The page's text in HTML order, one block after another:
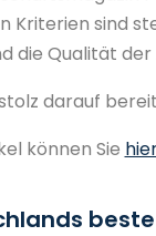
Kriterien sind
die Qualität
darauf
können Sie